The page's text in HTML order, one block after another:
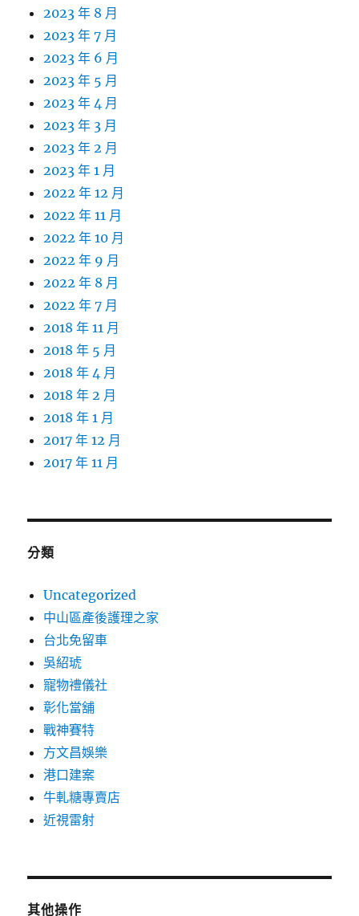
2023 年 8 月
2023 年 7 月
2023 年 6 月
2023 年 5 月
2023 年 4 月
2023 年 3 月
2023 年 2 月
2023 年 1 月
2022 年 12 月
2022 年 11 月
2022 年 10 月
2022 年 9 月
2022 年 8 月
2022 年 7 月
2018 年 11 月
2018 年 5 月
2018 年 4 月
2018 年 2 月
2018 年 1 月
2017 年 12 月
2017 年 11 月
分類
Uncategorized
中山區產後護理之家
台北免留車
吳紹琥
寵物禮儀社
彰化當舖
戰神賽特
方文昌娛樂
港口建案
牛軋糖專賣店
近視雷射
其他操作